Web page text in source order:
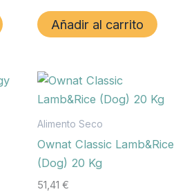
Añadir al carrito
Alimento Seco
Ownat Classic Lamb&Rice
(Dog) 20 Kg
51,41 €